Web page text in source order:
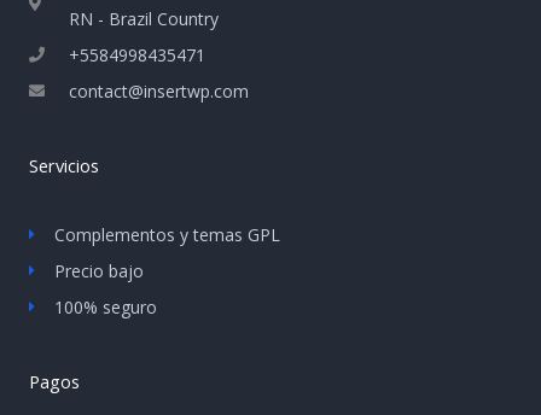
RN - Brazil Country
+5584998435471
contact@insertwp.com
Servicios
Complementos y temas GPL
Precio bajo
100% seguro
Pagos